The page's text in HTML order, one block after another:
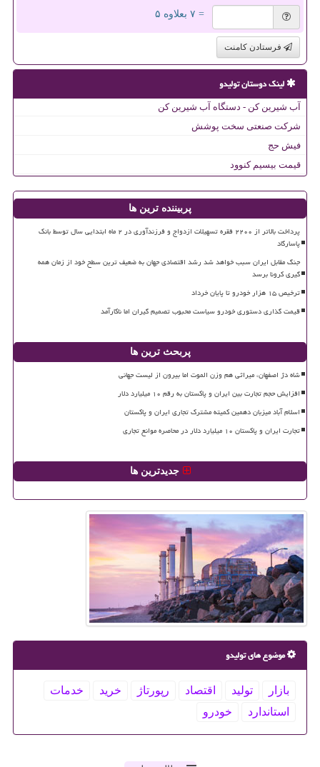
= ۷ بعلاوه ۵
فرستادن کامنت
لینک دوستان تولیدو
آب شیرین کن - دستگاه آب شیرین کن
شرکت صنعتی سخت پوشش
فیش حج
قیمت بیسیم کنوود
پربیننده ترین ها
پرداخت بالاتر از ۲۲۰۰ فقره تسهیلات ازدواج و فرزندآوری در ۲ ماه ابتدایی سال توسط بانک
پاسارگاد
جنگ مقابل ایران سبب خواهد شد رشد اقتصادی جهان به ضعیف ترین سطح خود از زمان همه
گیری کرونا برسد
ترخیص ۱۵ هزار خودرو تا پایان خرداد
قیمت گذاری دستوری خودرو سیاست محبوب تصمیم گیران اما ناکارآمد
پربحث ترین ها
شاه دژ اصفهان، میراثی هم وزن الموت اما بیرون از لیست جهانی
افزایش حجم تجارت بین ایران و پاکستان به رقم ۱۰ میلیارد دلار
اسلام آباد میزبان دهمین کمیته مشترک تجاری ایران و پاکستان
تجارت ایران و پاکستان ۱۰ میلیارد دلار در محاصره موانع تجاری
جدیدترین ها
موضوع های تولیدو
بازار تولید اقتصاد رپورتاژ خرید
خدمات
استاندارد
خودرو